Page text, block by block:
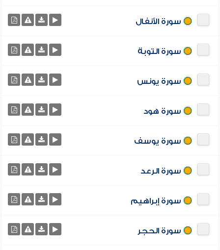
سورة الأنفال
سورة التوبة
سورة يونس
سورة هود
سورة يوسف
سورة الرعد
سورة إبراهيم
سورة الحجر